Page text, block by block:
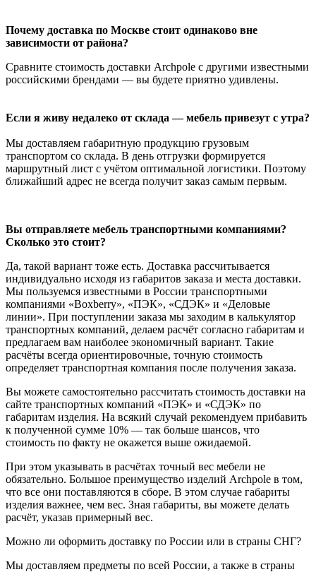
Почему доставка по Москве стоит одинаково вне
зависимости от района?
Сравните стоимость доставки Archpole с другими известными
российскими брендами — вы будете приятно удивлены.
Если я живу недалеко от склада — мебель привезут с утра?
Мы доставляем габаритную продукцию грузовым
транспортом со склада. В день отгрузки формируется
маршрутный лист с учётом оптимальной логистики. Поэтому
ближайший адрес не всегда получит заказ самым первым.
Вы отправляете мебель транспортными компаниями?
Сколько это стоит?
Да, такой вариант тоже есть. Доставка рассчитывается
индивидуально исходя из габаритов заказа и места доставки.
Мы пользуемся известными в России транспортными
компаниями «Boxberry», «ПЭК», «СДЭК» и «Деловые
линии». При поступлении заказа мы заходим в калькулятор
транспортных компаний, делаем расчёт согласно габаритам и
предлагаем вам наиболее экономичный вариант. Такие
расчёты всегда ориентировочные, точную стоимость
определяет транспортная компания после получения заказа.
Вы можете самостоятельно рассчитать стоимость доставки на
сайте транспортных компаний «ПЭК» и «СДЭК» по
габаритам изделия. На всякий случай рекомендуем прибавить
к полученной сумме 10% — так больше шансов, что
стоимость по факту не окажется выше ожидаемой.
При этом указывать в расчётах точный вес мебели не
обязательно. Большое преимущество изделий Archpole в том,
что все они поставляются в сборе. В этом случае габариты
изделия важнее, чем вес. Зная габариты, вы можете делать
расчёт, указав примерный вес.
Можно ли оформить доставку по России или в страны СНГ?
Мы доставляем предметы по всей России, а также в страны